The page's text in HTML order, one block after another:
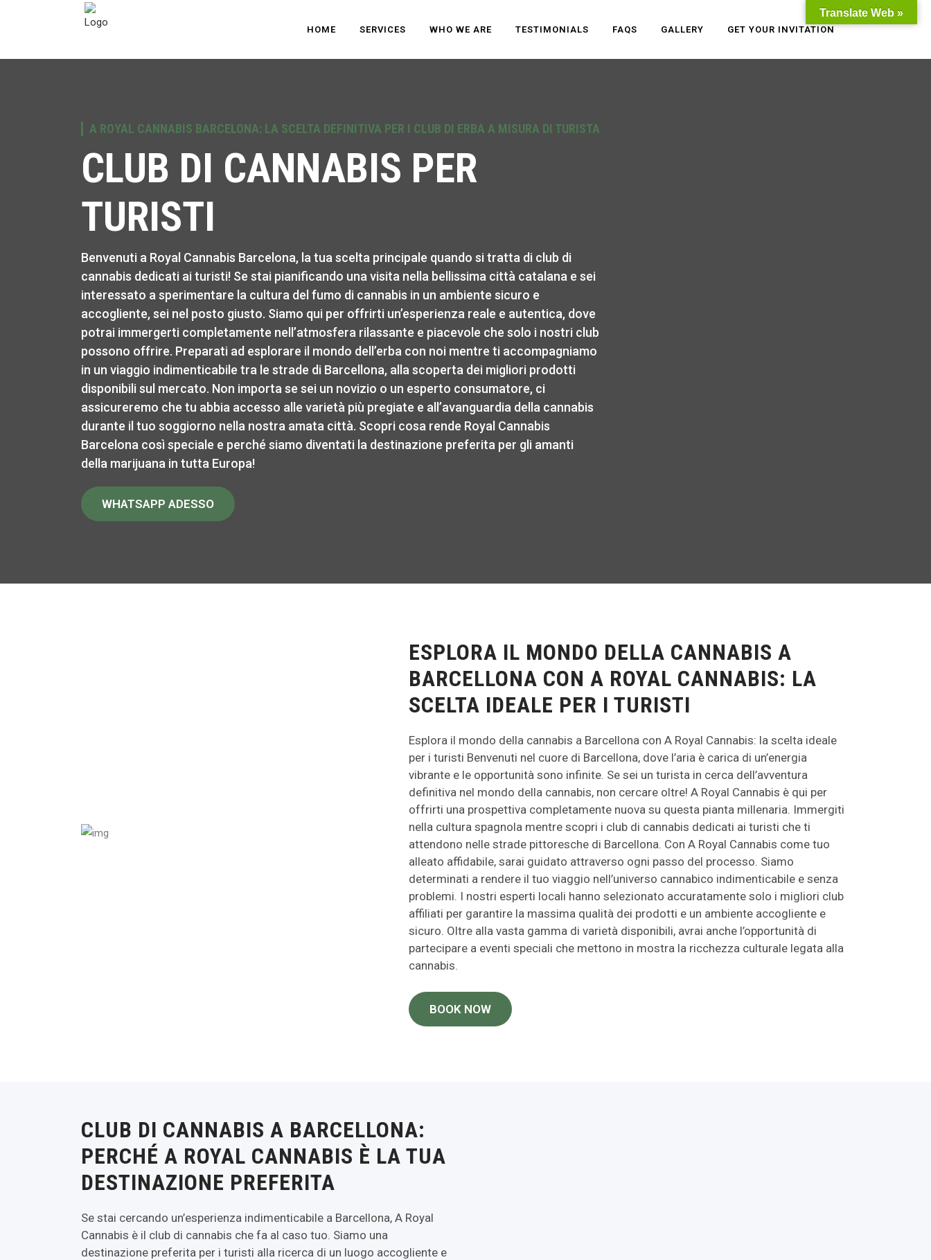
HOME SERVICES WHO WE ARE TESTIMONIALS FAQS GALLERY GET YOUR INVITATION
A ROYAL CANNABIS BARCELONA: LA SCELTA DEFINITIVA PER I CLUB DI ERBA A MISURA DI TURISTA
CLUB DI CANNABIS PER
TURISTI
Benvenuti a Royal Cannabis Barcelona, la tua scelta principale quando si tratta di club di
cannabis dedicati ai turisti! Se stai pianificando una visita nella bellissima città catalana e sei
interessato a sperimentare la cultura del fumo di cannabis in un ambiente sicuro e
accogliente, sei nel posto giusto. Siamo qui per offrirti un’esperienza reale e autentica, dove
potrai immergerti completamente nell’atmosfera rilassante e piacevole che solo i nostri club
possono offrire. Preparati ad esplorare il mondo dell’erba con noi mentre ti accompagniamo
in un viaggio indimenticabile tra le strade di Barcellona, alla scoperta dei migliori prodotti
disponibili sul mercato. Non importa se sei un novizio o un esperto consumatore, ci
assicureremo che tu abbia accesso alle varietà più pregiate e all’avanguardia della cannabis
durante il tuo soggiorno nella nostra amata città. Scopri cosa rende Royal Cannabis
Barcelona così speciale e perché siamo diventati la destinazione preferita per gli amanti
della marijuana in tutta Europa!
WHATSAPP ADESSO
ESPLORA IL MONDO DELLA CANNABIS A
BARCELLONA CON A ROYAL CANNABIS: LA
SCELTA IDEALE PER I TURISTI
Esplora il mondo della cannabis a Barcellona con A Royal Cannabis: la scelta ideale
per i turisti Benvenuti nel cuore di Barcellona, dove l’aria è carica di un’energia
vibrante e le opportunità sono infinite. Se sei un turista in cerca dell’avventura
definitiva nel mondo della cannabis, non cercare oltre! A Royal Cannabis è qui per
offrirti una prospettiva completamente nuova su questa pianta millenaria. Immergiti
nella cultura spagnola mentre scopri i club di cannabis dedicati ai turisti che ti
attendono nelle strade pittoresche di Barcellona. Con A Royal Cannabis come tuo
alleato affidabile, sarai guidato attraverso ogni passo del processo. Siamo
determinati a rendere il tuo viaggio nell’universo cannabico indimenticabile e senza
problemi. I nostri esperti locali hanno selezionato accuratamente solo i migliori club
affiliati per garantire la massima qualità dei prodotti e un ambiente accogliente e
sicuro. Oltre alla vasta gamma di varietà disponibili, avrai anche l’opportunità di
partecipare a eventi speciali che mettono in mostra la ricchezza culturale legata alla
cannabis.
BOOK NOW
CLUB DI CANNABIS A BARCELLONA:
PERCHÉ A ROYAL CANNABIS È LA TUA
DESTINAZIONE PREFERITA
Se stai cercando un’esperienza indimenticabile a Barcellona, A Royal
Cannabis è il club di cannabis che fa al caso tuo. Siamo una
destinazione preferita per i turisti alla ricerca di un luogo accogliente e
Translate Web »